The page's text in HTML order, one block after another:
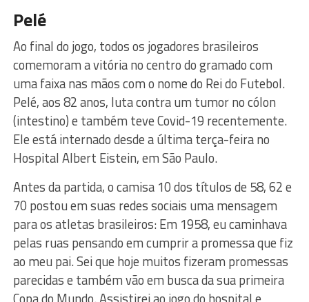
Pelé
Ao final do jogo, todos os jogadores brasileiros
comemoram a vitória no centro do gramado com
uma faixa nas mãos com o nome do Rei do Futebol.
Pelé, aos 82 anos, luta contra um tumor no cólon
(intestino) e também teve Covid-19 recentemente.
Ele está internado desde a última terça-feira no
Hospital Albert Eistein, em São Paulo.
Antes da partida, o camisa 10 dos títulos de 58, 62 e
70 postou em suas redes sociais uma mensagem
para os atletas brasileiros: Em 1958, eu caminhava
pelas ruas pensando em cumprir a promessa que fiz
ao meu pai. Sei que hoje muitos fizeram promessas
parecidas e também vão em busca da sua primeira